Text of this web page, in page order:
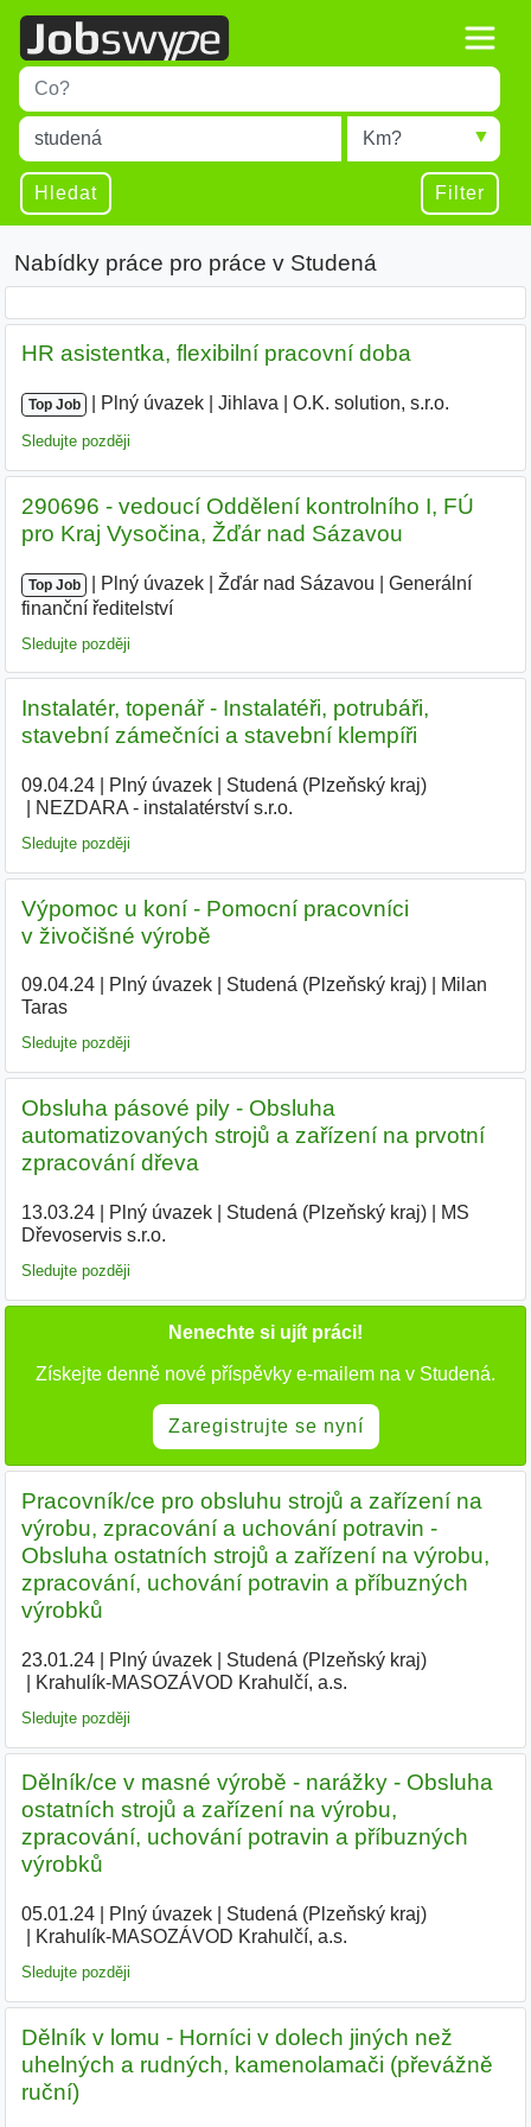
Title
Type 1 or more characters for results.
Místo
Type 1 or more characters for results.
Radius
Hledat Filter
Nabídky práce pro práce v Studená
HR asistentka, flexibilní pracovní doba
Top Job Plný úvazek Jihlava O.K. solution, s.r.o.
Sledujte později
290696 - vedoucí Oddělení kontrolního I, FÚ
pro Kraj Vysočina, Žďár nad Sázavou
Top Job Plný úvazek Žďár nad Sázavou
Generální
finanční ředitelství
Sledujte později
Instalatér, topenář - Instalatéři, potrubáři,
stavební zámečníci a stavební klempíři
09.04.24| Plný úvazek| Studená (Plzeňský kraj)|
NEZDARA - instalatérství s.r.o.
Sledujte později
Výpomoc u koní - Pomocní pracovníci
v živočišné výrobě
09.04.24| Plný úvazek| Studená (Plzeňský kraj)|
Milan
Taras|
Sledujte později
Obsluha pásové pily - Obsluha
automatizovaných strojů a zařízení na prvotní
zpracování dřeva
13.03.24| Plný úvazek| Studená (Plzeňský kraj)|
MS
Dřevoservis s.r.o.
Sledujte později
Nenechte si ujít práci!
Získejte denně nové příspěvky e-mailem na v Studená.
Zaregistrujte se nyní
Pracovník/ce pro obsluhu strojů a zařízení na
výrobu, zpracování a uchování potravin -
Obsluha ostatních strojů a zařízení na výrobu,
zpracování, uchování potravin a příbuzných
výrobků
23.01.24| Plný úvazek| Studená (Plzeňský kraj)|
Krahulík-MASOZÁVOD Krahulčí, a.s.
Sledujte později
Dělník/ce v masné výrobě - narážky - Obsluha
ostatních strojů a zařízení na výrobu,
zpracování, uchování potravin a příbuzných
výrobků
05.01.24| Plný úvazek| Studená (Plzeňský kraj)|
Krahulík-MASOZÁVOD Krahulčí, a.s.
Sledujte později
Dělník v lomu - Horníci v dolech jiných než
uhelných a rudných, kamenolamači (převážně
ruční)